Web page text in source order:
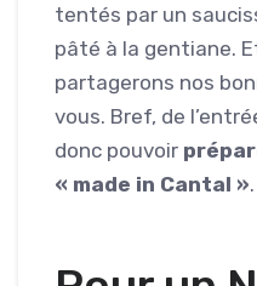
tentés par un
pâté à la gentiane.
partagerons nos
vous. Bref, de
donc pouvoir
« made in Cantal ».